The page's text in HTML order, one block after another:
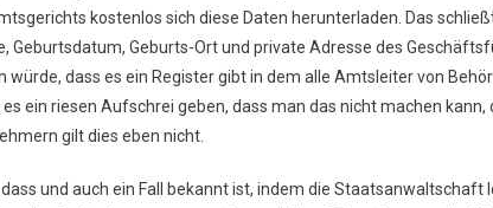
kostenlos sich diese Daten herunterladen. Das
Geburtsdatum, Geburts-Ort und private Adresse des
würde, dass es ein Register gibt in dem alle Amtsleiter von
ein riesen Aufschrei geben, dass man das nicht machen
gilt dies eben nicht.
und auch ein Fall bekannt ist, indem die Staatsanwaltschaft